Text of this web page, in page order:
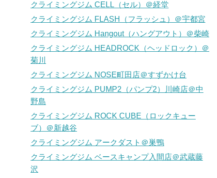
クライミングジム CELL（セル）＠経堂
クライミングジム FLASH（フラッシュ）＠宇都宮
クライミングジム Hangout（ハングアウト）＠柴崎
クライミングジム HEADROCK（ヘッドロック）＠
菊川
クライミングジム NOSE町田店＠すずかけ台
クライミングジム PUMP2（パンプ2）川崎店＠中
野島
クライミングジム ROCK CUBE（ロックキュー
ブ）＠新越谷
クライミングジム アークダスト＠巣鴨
クライミングジム ベースキャンプ入間店＠武蔵藤
沢